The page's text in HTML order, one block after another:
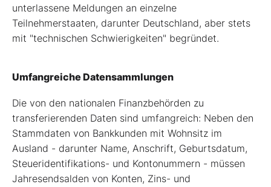
unterlassene Meldungen an einzelne
Teilnehmerstaaten, darunter Deutschland, aber stets
mit "technischen Schwierigkeiten" begründet.
Umfangreiche Datensammlungen
Die von den nationalen Finanzbehörden zu
transferierenden Daten sind umfangreich: Neben den
Stammdaten von Bankkunden mit Wohnsitz im
Ausland - darunter Name, Anschrift, Geburtsdatum,
Steueridentifikations- und Kontonummern - müssen
Jahresendsalden von Konten, Zins- und